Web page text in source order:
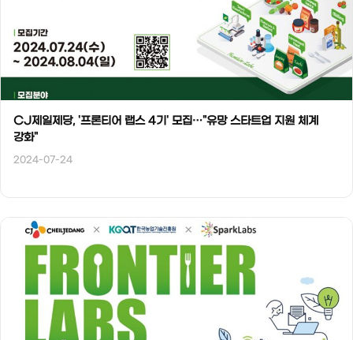
CJ제일제당, '프론티어 랩스 4기' 모집…"유망 스타트업 지원 체계
강화"
2024-07-24